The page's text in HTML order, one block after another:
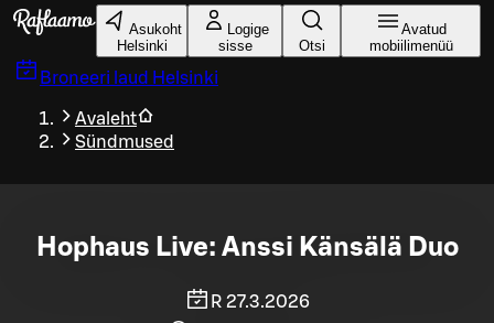
Liigu peamise sisu juurde
Asukoht
Helsinki
Logige
sisse
Otsi
Avatud
mobiilimenüü
Broneeri laud Helsinki
Avaleht
Sündmused
Hophaus Live: Anssi Känsälä Duo
R 27.3.2026